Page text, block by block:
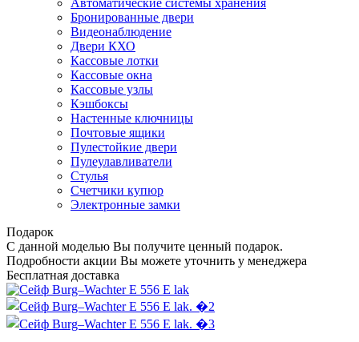
Бронированные двери
Видеонаблюдение
Двери КХО
Кассовые лотки
Кассовые окна
Кассовые узлы
Кэшбоксы
Настенные ключницы
Почтовые ящики
Пулестойкие двери
Пулеулавливатели
Стулья
Счетчики купюр
Электронные замки
Подарок
С данной моделью Вы получите ценный подарок.
Подробности акции Вы можете уточнить у менеджера
Бесплатная доставка